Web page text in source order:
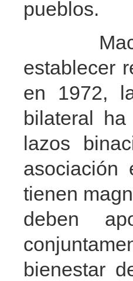
pueblos.
Macri
establecer
en 1972,
bilateral
lazos
asociación
tienen
deben
bienestar